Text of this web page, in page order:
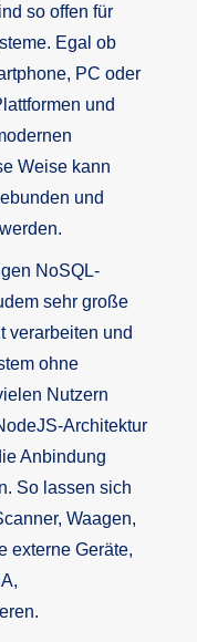
so offen für
Egal ob
PC oder
und
Weise kann
und
NoSQL-
sehr große
verarbeiten und
ohne
Nutzern
Architektur
Anbindung
So lassen sich
Waagen,
externe Geräte,